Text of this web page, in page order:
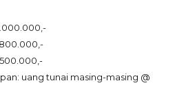
uang tunai masing-masing @